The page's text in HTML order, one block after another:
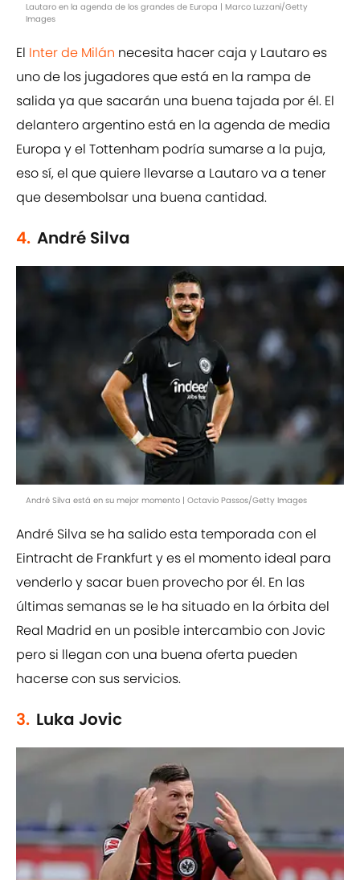
Lautaro en la agenda de los grandes de Europa | Marco Luzzani/Getty
Images
El Inter de Milán necesita hacer caja y Lautaro es
uno de los jugadores que está en la rampa de
salida ya que sacarán una buena tajada por él. El
delantero argentino está en la agenda de media
Europa y el Tottenham podría sumarse a la puja,
eso sí, el que quiere llevarse a Lautaro va a tener
que desembolsar una buena cantidad.
4. André Silva
André Silva está en su mejor momento | Octavio Passos/Getty Images
André Silva se ha salido esta temporada con el
Eintracht de Frankfurt y es el momento ideal para
venderlo y sacar buen provecho por él. En las
últimas semanas se le ha situado en la órbita del
Real Madrid en un posible intercambio con Jovic
pero si llegan con una buena oferta pueden
hacerse con sus servicios.
3. Luka Jovic